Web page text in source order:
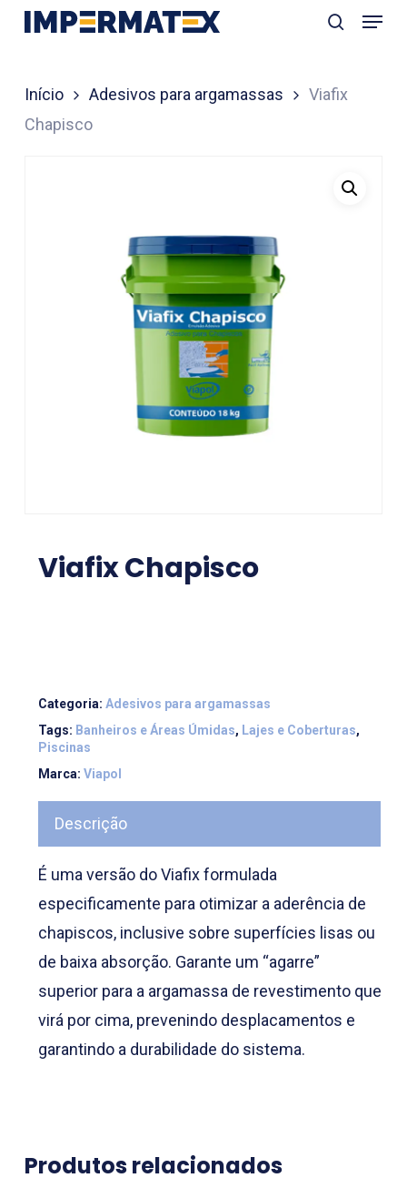
Skip
content
Menu
Início Adesivos para argamassas
Viafix
Chapisco
Viafix Chapisco
Categoria: Adesivos para argamassas
Tags: Banheiros e Áreas Úmidas, Lajes e Coberturas,
Piscinas
Marca: Viapol
Descrição
É uma versão do Viafix formulada
especificamente para otimizar a aderência de
chapiscos, inclusive sobre superfícies lisas ou
de baixa absorção. Garante um “agarre”
superior para a argamassa de revestimento que
virá por cima, prevenindo desplacamentos e
garantindo a durabilidade do sistema.
Produtos relacionados